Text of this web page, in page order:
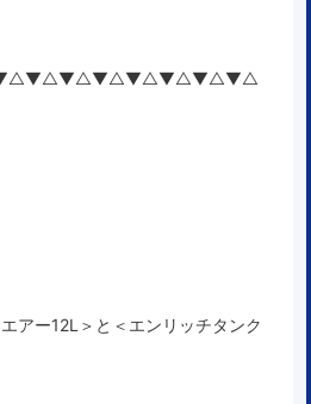
エアー12L＞と＜エンリッチタンク